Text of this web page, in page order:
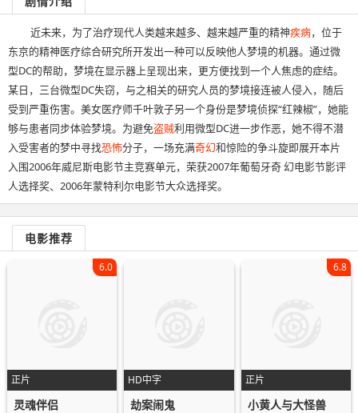
近未来，为了治疗现代人类越来越多、越来越严重的精神疾病，位于
东京的精神医疗综合研究所开发出一种可以反映他人梦境的机器。通过微
型DC的帮助，梦境在显示器上呈现出来，更方便找到一个人焦虑的症结。
某日，三台微型DC失窃，与之相关的研究人员的梦境接连被人侵入，随后
受到严重伤害。美女医疗师千叶敦子另一个身份是梦境侦探“红辣椒”，她能
够与患者同步体验梦境。为避免盗贼利用微型DC进一步作恶，她不得不潜
入受害者的梦中寻找恐怖分子，一场充满奇幻和惊险的争斗旋即展开本片
入围2006年威尼斯电影节主竞赛单元，荣获2007年葡萄牙奇 幻电影节影评
人选择奖、2006年蒙特利尔电影节大众选择奖。
电影推荐
正片
6.0
灵魂伴侣
HD中字
劫案闹鬼
正片
6.8
小黄人与大怪兽